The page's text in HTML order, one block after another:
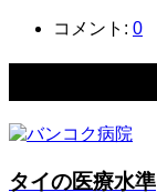
コメント: 0
タイの医療水準